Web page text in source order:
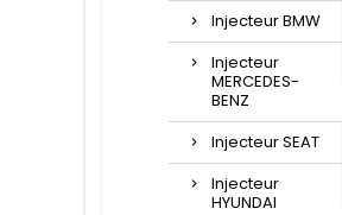
Injecteur BMW
Injecteur
MERCEDES-
BENZ
Injecteur SEAT
Injecteur
HYUNDAI